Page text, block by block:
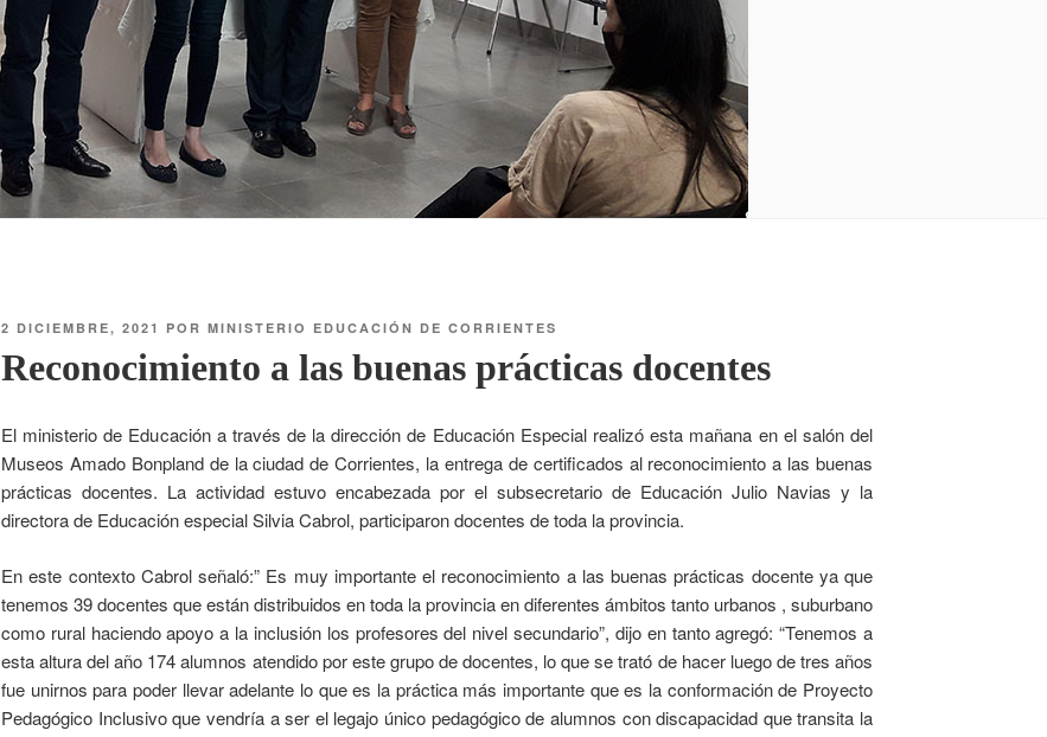
2 DICIEMBRE, 2021 POR MINISTERIO EDUCACIÓN DE CORRIENTES
Reconocimiento a las buenas prácticas docentes
El ministerio de Educación a través de la dirección de Educación Especial realizó esta mañana en el salón del
Museos Amado Bonpland de la ciudad de Corrientes, la entrega de certificados al reconocimiento a las buenas
prácticas docentes. La actividad estuvo encabezada por el subsecretario de Educación Julio Navias y la
directora de Educación especial Silvia Cabrol, participaron docentes de toda la provincia.
En este contexto Cabrol señaló:” Es muy importante el reconocimiento a las buenas prácticas docente ya que
tenemos 39 docentes que están distribuidos en toda la provincia en diferentes ámbitos tanto urbanos , suburbano
como rural haciendo apoyo a la inclusión los profesores del nivel secundario”, dijo en tanto agregó: “Tenemos a
esta altura del año 174 alumnos atendido por este grupo de docentes, lo que se trató de hacer luego de tres años
fue unirnos para poder llevar adelante lo que es la práctica más importante que es la conformación de Proyecto
Pedagógico Inclusivo que vendría a ser el legajo único pedagógico de alumnos con discapacidad que transita la